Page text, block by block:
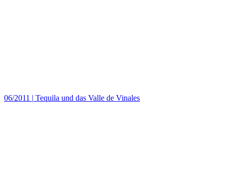
06/2011 | Tequila und das Valle de Vinales